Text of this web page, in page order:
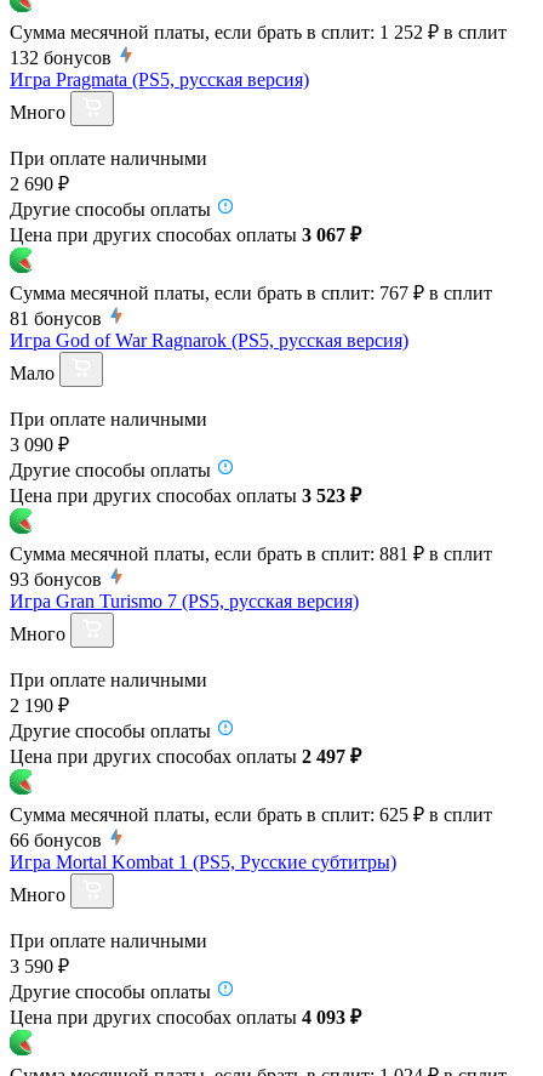
Сумма месячной платы, если брать в сплит: 1 252 ₽ в сплит
132 бонусов
Игра Pragmata (PS5, русская версия)
Много
При оплате наличными
2 690 ₽
Другие способы оплаты
Цена при других способах оплаты 3 067 ₽
Сумма месячной платы, если брать в сплит: 767 ₽ в сплит
81 бонусов
Игра God of War Ragnarok (PS5, русская версия)
Мало
При оплате наличными
3 090 ₽
Другие способы оплаты
Цена при других способах оплаты 3 523 ₽
Сумма месячной платы, если брать в сплит: 881 ₽ в сплит
93 бонусов
Игра Gran Turismo 7 (PS5, русская версия)
Много
При оплате наличными
2 190 ₽
Другие способы оплаты
Цена при других способах оплаты 2 497 ₽
Сумма месячной платы, если брать в сплит: 625 ₽ в сплит
66 бонусов
Игра Mortal Kombat 1 (PS5, Русские субтитры)
Много
При оплате наличными
3 590 ₽
Другие способы оплаты
Цена при других способах оплаты 4 093 ₽